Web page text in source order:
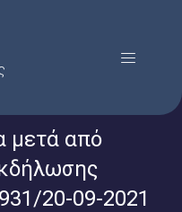
Menu
μετά από
20-09-2021